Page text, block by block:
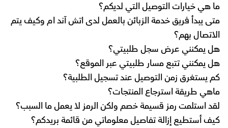
ما هي خيارات التوصيل التي لديكم؟
متى يبدأ فريق خدمة الزبائن بالعمل لدى اتش آند ام وكيف يتم
الاتصال بهم؟
هل يمكنني عرض سجل طلبيتي؟
هل يمكنني تتبع مسار طلبيتي عبر الموقع؟
كم يستغرق زمن التوصيل عند تسجيل الطلبية؟
ماهي طريقة استرجاع المنتجات؟
لقد استلمت رمز قسيمة خصم ولكن الرمز لا يعمل ما السبب؟
كيف أستطيع إزالة تفاصيل معلوماتي من قائمة بريدكم؟